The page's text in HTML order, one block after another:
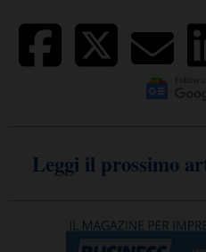
Leggi il prossimo